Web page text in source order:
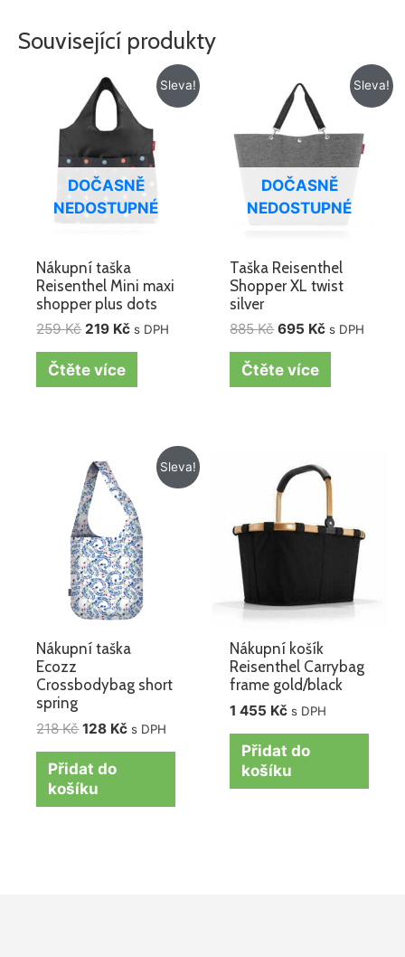
Související produkty
Sleva!
DOČASNĚ
NEDOSTUPNÉ
Nákupní taška
Reisenthel Mini maxi
shopper plus dots
259Kč
Původní
cena
byla:
259 Kč.
219 Kč
Aktuální
cena
je:
219 Kč.
s DPH
Čtěte více
Sleva!
DOČASNĚ
NEDOSTUPNÉ
Taška Reisenthel
Shopper XL twist
silver
885Kč
Původní
cena
byla:
885 Kč.
695 Kč
Aktuální
cena
695 Kč.
s DPH
Čtěte více
Sleva!
Nákupní taška
Ecozz
Crossbodybag short
spring
218Kč
Původní
cena
byla:
218 Kč.
128 Kč
Aktuální
cena
je:
128 Kč.
s DPH
Přidat do
košíku
Nákupní košík
Reisenthel Carrybag
frame gold/black
1 455 Kč s DPH
Přidat do
košíku